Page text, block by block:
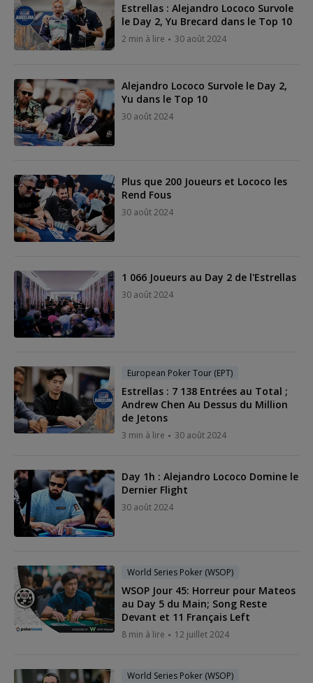
Estrellas : Alejandro Lococo Survole
le Day 2, Yu Brecard dans le Top 10
2 min à lire 30 août 2024
Alejandro Lococo Survole le Day 2,
Yu dans le Top 10
30 août 2024
Plus que 200 Joueurs et Lococo les
Rend Fous
30 août 2024
1 066 Joueurs au Day 2 de l'Estrellas
30 août 2024
European Poker Tour (EPT)
Estrellas : 7 138 Entrées au Total ;
Andrew Chen Au Dessus du Million
de Jetons
3 min à lire 30 août 2024
Day 1h : Alejandro Lococo Domine le
Dernier Flight
30 août 2024
World Series Poker (WSOP)
WSOP Jour 45: Horreur pour Mateos
au Day 5 du Main; Song Reste
Devant et 11 Français Left
8 min à lire 12 juillet 2024
World Series Poker (WSOP)